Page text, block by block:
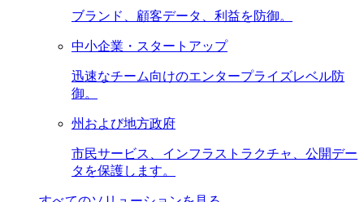
ブランド、顧客データ、利益を防御。
中小企業・スタートアップ
迅速なチーム向けのエンタープライズレベル防
御。
州および地方政府
市民サービス、インフラストラクチャ、公開デー
タを保護します。